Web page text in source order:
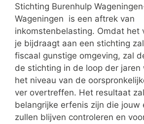
Stichting Burenhulp
Wageningen is een aftrek van
inkomstenbelasting. Omdat het
je bijdraagt aan een stichting
fiscaal gunstige omgeving, zal
de stichting in de loop der jaren
het niveau van de
ver overtreffen. Het resultaat
belangrijke erfenis zijn die jouw
zullen blijven controleren en